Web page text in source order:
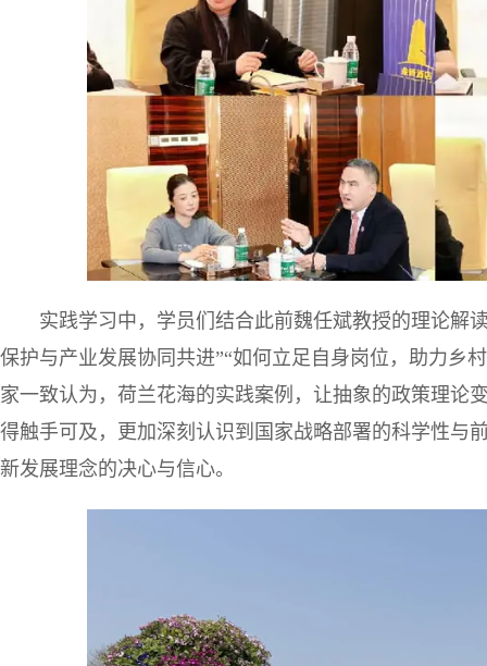
实践学习中，学员们结合此前魏任斌教授的理论解
保护与产业发展协同共进”“如何立足自身岗位，助力乡
家一致认为，荷兰花海的实践案例，让抽象的政策理论
得触手可及，更加深刻认识到国家战略部署的科学性与
新发展理念的决心与信心。